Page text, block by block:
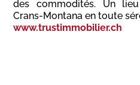
des commodités. Un
Crans-Montana en toute
www.trustimmobilier.ch